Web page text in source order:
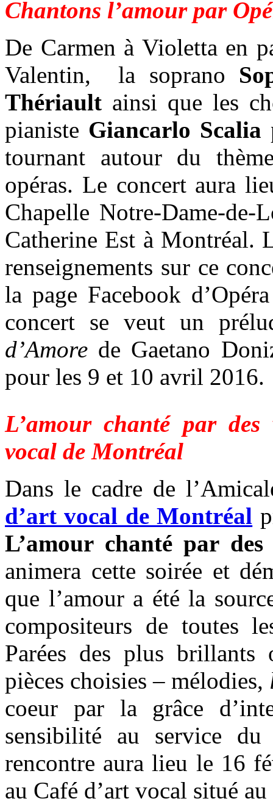
Chantons l’amour par
De Carmen à Violetta en
Valentin, la soprano
Thériault ainsi que les
pianiste Giancarlo Scalia
tournant autour du
opéras. Le concert aura
Chapelle Notre-Dame-de-
Catherine Est à Montréal.
renseignements sur ce
la page Facebook
concert se veut un
d’Amore de Gaetano
pour les 9 et 10 avril 2016.
L’amour chanté par
vocal de Montréal
Dans le cadre de
d’art vocal de Montréal
L’amour chanté par des
animera cette soirée et
que l’amour a été la
compositeurs de toutes
Parées des plus
pièces choisies – mélodies,
coeur par la grâce
sensibilité au service
rencontre aura lieu le 16
au Café d’art vocal situé